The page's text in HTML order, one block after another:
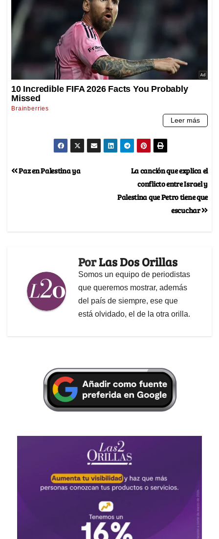
La canción que explica el
conflicto entre Israel y
Palestina que Petro tiene que
escuchar
Paz en Palestina ya
PorLas Dos Orillas
Somos un equipo de periodistas
que queremos mostrar, además
del país de siempre, ese que
está olvidado, el de la otra orilla.